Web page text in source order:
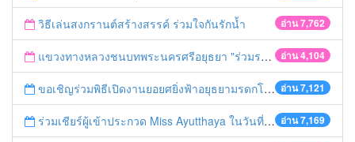
อ่าน 7,762
วิธีเล่นสงกรานต์สร้างสรรค์ ร่วมใจกันรักน้ำ
อ่าน 4,104
แขวงทางหลวงชนบทพระนครศรีอยุธยา "ร่วมรณรงค์ ขับช้า เปิดไฟหน้า คาดเข็มขัด" เทศกาลสงกรานต์ ปี 2561
อ่าน 7,121
ขอเชิญร่วมพิธีเปิดงานยอยศยิ่งฟ้าอยุธยามรดกโลก
อ่าน 7,169
ร่วมเชียร์ผู้เข้าประกวด Miss Ayutthaya ในวันที่ 15 ธันวาคม 2560